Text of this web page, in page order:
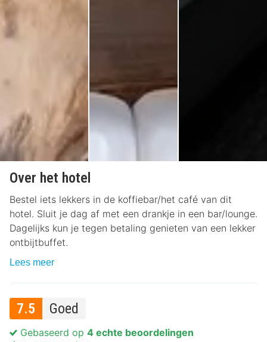
Over het hotel
Bestel iets lekkers in de koffiebar/het café van dit
hotel. Sluit je dag af met een drankje in een bar/lounge.
Dagelijks kun je tegen betaling genieten van een lekker
ontbijtbuffet.
Lees meer
7.5 Goed
Gebaseerd op 4 echte beoordelingen